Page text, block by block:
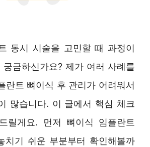
동시 시술을 고민할 때 과정이
금하신가요? 제가 여러 사례를
란트 뼈이식 후 관리가 어려워서
많습니다. 이 글에서 핵심 체크
릴게요. 먼저 뼈이식 임플란트
치기 쉬운 부분부터 확인해볼까